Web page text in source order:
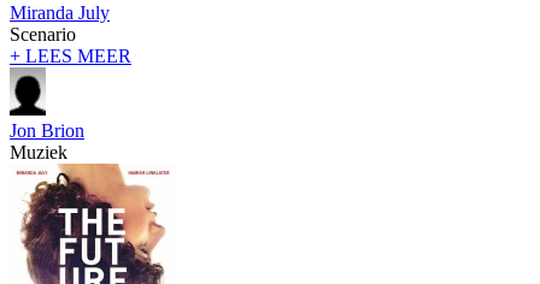
Miranda July
Scenario
+ LEES MEER
Jon Brion
Muziek